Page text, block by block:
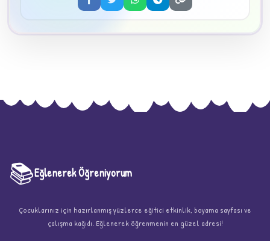
📚Eğlenerek Öğreniyorum
Çocuklarınız için hazırlanmış yüzlerce eğitici etkinlik, boyama sayfası ve
çalışma kağıdı. Eğlenerek öğrenmenin en güzel adresi!